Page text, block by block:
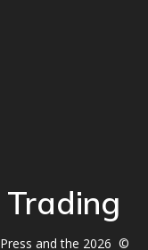
© 2026 Arman Shaban Trading. Built using WordPress and the